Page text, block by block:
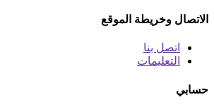
الاتصال وخريطة الموقع
اتصل بنا
التعليمات
حسابي